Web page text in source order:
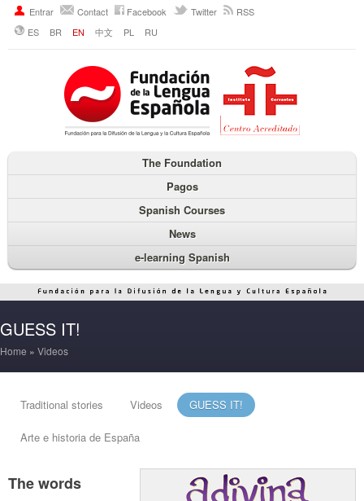
Entrar Contact Facebook Twitter
RSS
ES
BR EN 中文 PL RU
The Foundation
Pagos
Spanish Courses
News
e-learning Spanish
GUESS IT!
Home » Videos
Traditional stories Videos GUESS IT!
Arte e historia de España
The words